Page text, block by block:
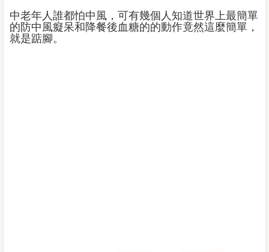
中老年人誰都怕中風，可有幾個人知道世界上最簡單
的防中風癡呆和降餐後血糖的的動作竟然這麼簡單，
就是踮腳。